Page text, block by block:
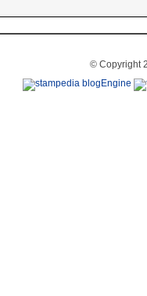
© Copyright